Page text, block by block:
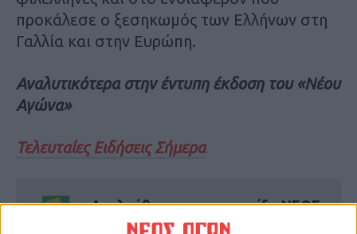
προκάλεσε ο ξεσηκωμός των Ελλήνων στη
Γαλλία και στην Ευρώπη.
Αναλυτικότερα στην έντυπη έκδοση του «Νέου
Αγώνα»
Τελευταίες Ειδήσεις Σήμερα
Ακολούθησε την εφημερίδα ΝΕΟΣ
ΑΓΩΝ στο Google News!